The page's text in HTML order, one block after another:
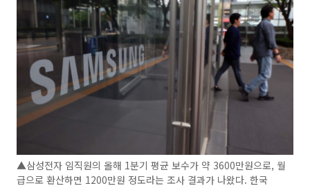
▲삼성전자 임직원의 올해 1분기 평균 보수가 약 3600만원으로, 월
급으로 환산하면 1200만원 정도라는 조사 결과가 나왔다. 한국